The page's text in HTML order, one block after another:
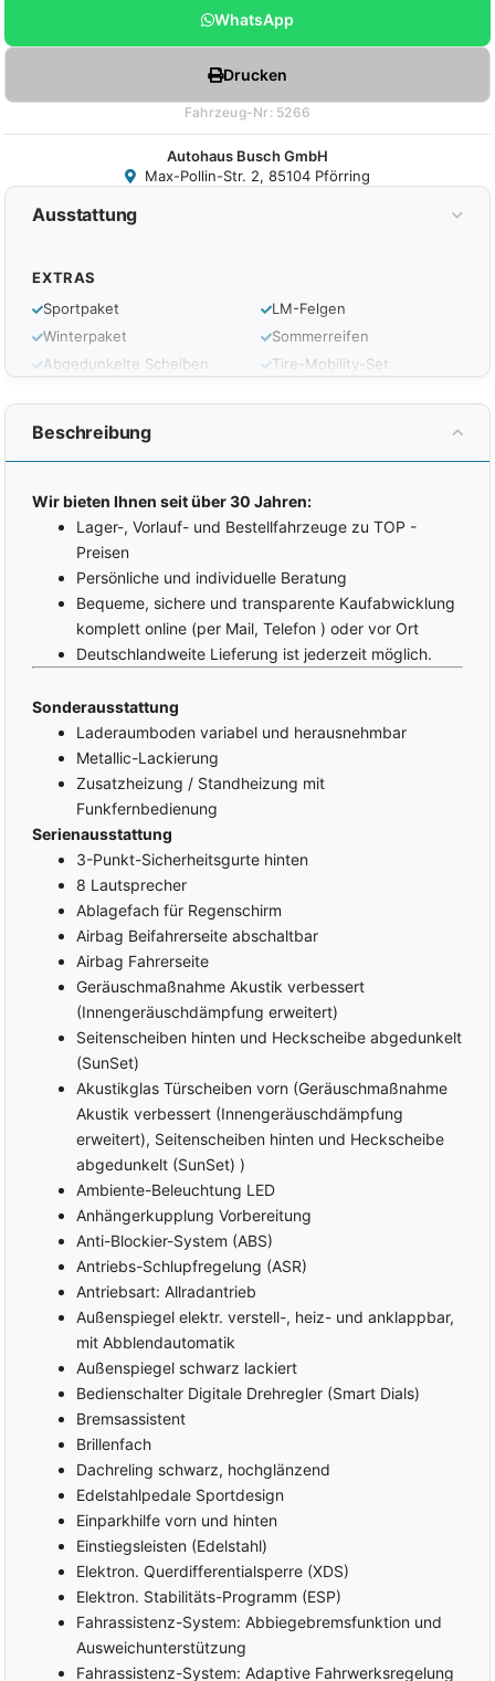
Ausstattung
EXTRAS
Sportpaket
Winterpaket
Abgedunkelte Scheiben
Heckklappe elektrisch
Durchlademöglichkeit
Variabler Ladeboden
Heckspoiler
Partikelfilter
LM-Felgen
Sommerreifen
Tire-Mobility-Set
Matrix LED
Nebelscheinwerfer
Garantie
LED-Rückleuchten
INTERIOR
Zentralverriegelung mit
Funk
Keyless-Go
Coming-Home-Funktion
Leaving-Home-Funktion
Außenspiegel elektrisch
verstellbar
Außenspiegel beheizbar
Außenspiegel elektrisch
anklappbar
Elektrische Fensterheber
Ambiente-Beleuchtung
Alcantara
Sitzheizung vorne
Sitzheizung hinten
Sportsitze
Beifahrersitz
höhenverstellbar
Elektrische Sitzeinstellung
Fahrer
Fahrersitz mit Memory-
Funktion
Armlehnen vorne
ISOFIX
5 Kopfstützen
Sportlenkrad
Multifunktionslenkrad
Lenkrad höhenverstellbar
Lenkradheizung
Klimaautomatik 3-Zonen
Standheizung
Frontscheibe beheizbar
MULTIMEDIA
Bordcomputer
Virtual/Digital Cockpit
Freisprecheinrichtung
Induktions-Ladestation
Bluetooth
USB Anschluss
Android Auto
Apple Car Play
Navigationssystem
Connected
Service/Vernetztes
MP3-Schnittstelle
Gruppe Multimedia und
SAFETY
ABS (Antiblockiersystem)
ESP (Elektronisches
Stabilitäts-Programm)
Stabilitätskontrolle
ASC (Traktionskontrolle)
ASR
(Antriebsschlupfregelung)
Servolenkung
Allrad
Ausweichassistent und
Abbiegeassistent
Verkehrszeichenerkennung
Notrufsystem
Bremsassistent (ebs)
Abstandstempomat (ACC)
Beschreibung
Wir bieten Ihnen seit über 30 Jahren:
Lager-, Vorlauf- und Bestellfahrzeuge zu TOP -
Preisen
Persönliche und individuelle Beratung
Bequeme, sichere und transparente Kaufabwicklung
komplett online (per Mail, Telefon ) oder vor Ort
Deutschlandweite Lieferung ist jederzeit möglich.
Sonderausstattung
Laderaumboden variabel und herausnehmbar
Metallic-Lackierung
Zusatzheizung / Standheizung mit
Funkfernbedienung
Serienausstattung
3-Punkt-Sicherheitsgurte hinten
8 Lautsprecher
Ablagefach für Regenschirm
Airbag Beifahrerseite abschaltbar
Airbag Fahrerseite
Geräuschmaßnahme Akustik verbessert
(Innengeräuschdämpfung erweitert)
Seitenscheiben hinten und Heckscheibe abgedunkelt
(SunSet)
Akustikglas Türscheiben vorn (Geräuschmaßnahme
Akustik verbessert (Innengeräuschdämpfung
erweitert), Seitenscheiben hinten und Heckscheibe
abgedunkelt (SunSet) )
Ambiente-Beleuchtung LED
Anhängerkupplung Vorbereitung
Anti-Blockier-System (ABS)
Antriebs-Schlupfregelung (ASR)
Antriebsart: Allradantrieb
Außenspiegel elektr. verstell-, heiz- und anklappbar,
mit Abblendautomatik
Außenspiegel schwarz lackiert
Bedienschalter Digitale Drehregler (Smart Dials)
Bremsassistent
Brillenfach
Dachreling schwarz, hochglänzend
Edelstahlpedale Sportdesign
Einparkhilfe vorn und hinten
Einstiegsleisten (Edelstahl)
Elektron. Querdifferentialsperre (XDS)
Elektron. Stabilitäts-Programm (ESP)
Fahrassistenz-System: Abbiegebremsfunktion und
Ausweichunterstützung
Fahrassistenz-System: Adaptive Fahrwerksregelung
WhatsApp
Drucken
Fahrzeug-Nr: 5266
Autohaus Busch GmbH
Max-Pollin-Str. 2, 85104 Pförring